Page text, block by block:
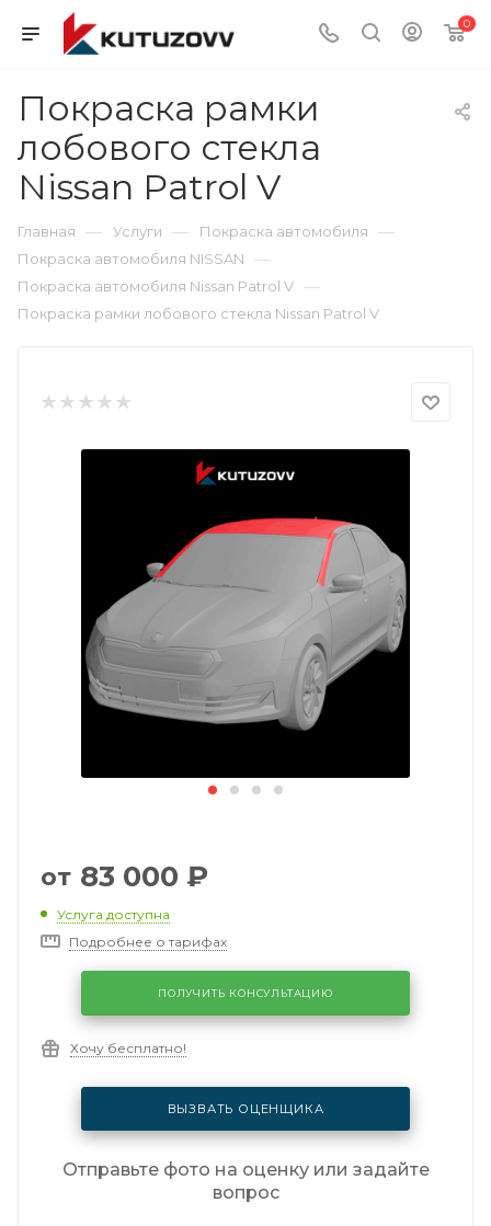
0
Покраска рамки
лобового стекла
Nissan Patrol V
Главная — Услуги — Покраска автомобиля —
Покраска автомобиля NISSAN —
Покраска автомобиля Nissan Patrol V —
Покраска рамки лобового стекла Nissan Patrol V
от 83 000 ₽
Услуга доступна
Подробнее о тарифах
ПОЛУЧИТЬ КОНСУЛЬТАЦИЮ
Хочу бесплатно!
ВЫЗВАТЬ ОЦЕНЩИКА
Отправьте фото на оценку или задайте
вопрос